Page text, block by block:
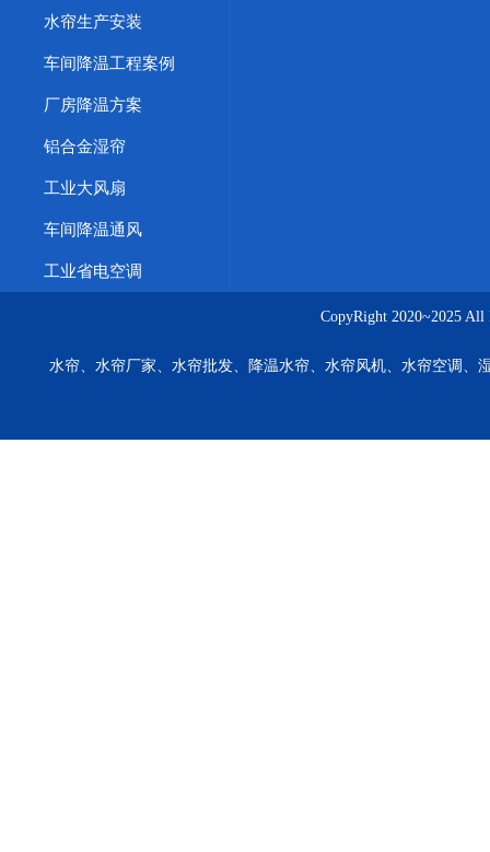
水帘生产安装
车间降温工程案例
厂房降温方案
铝合金湿帘
工业大风扇
车间降温通风
工业省电空调
CopyRight 2020~2025
水帘、水帘厂家、水帘批发、降温水帘、水帘风机、水帘空调、